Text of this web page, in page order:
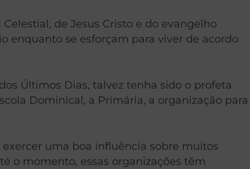
de Jesus Cristo e do evangelho
enquanto se esforçam para viver de acordo
Últimos Dias, talvez tenha sido o profeta
Dominical, a Primária, a organização para
uma boa influência sobre muitos
o momento, essas organizações têm